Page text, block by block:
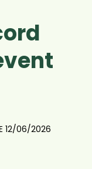
12/06/2026